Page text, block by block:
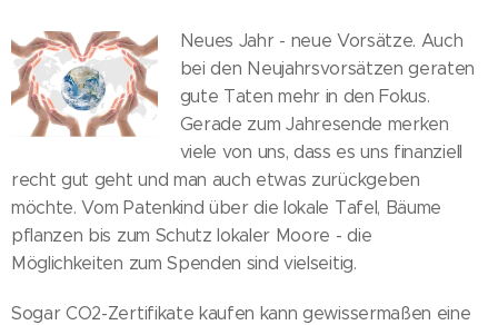
Neues Jahr - neue Vorsätze. Auch
bei den Neujahrsvorsätzen geraten
gute Taten mehr in den Fokus.
Gerade zum Jahresende merken
viele von uns, dass es uns finanziell
recht gut geht und man auch etwas zurückgeben
möchte. Vom Patenkind über die lokale Tafel, Bäume
pflanzen bis zum Schutz lokaler Moore - die
Möglichkeiten zum Spenden sind vielseitig.
Sogar CO2-Zertifikate kaufen kann gewissermaßen eine